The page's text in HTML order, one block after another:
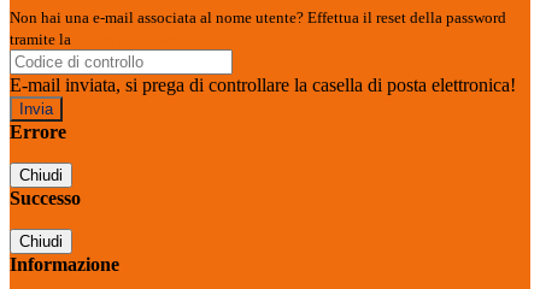
Non hai una e-mail associata al nome utente? Effettua il reset della password
tramite la
E-mail inviata, si prega di controllare la casella di posta elettronica!
Errore
Chiudi
Successo
Chiudi
Informazione